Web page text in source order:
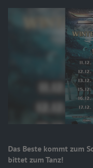
Das Beste kommt zum
bittet zum Tanz!